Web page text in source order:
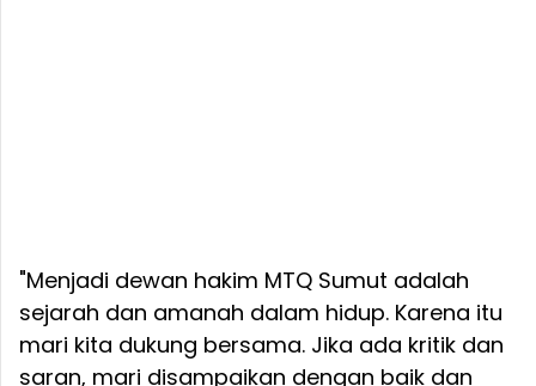
"Menjadi dewan hakim MTQ Sumut adalah
sejarah dan amanah dalam hidup. Karena itu
mari kita dukung bersama. Jika ada kritik dan
saran, mari disampaikan dengan baik dan